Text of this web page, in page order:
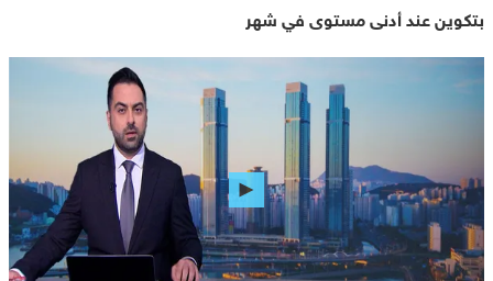
بتكوين عند أدنى مستوى في شهر